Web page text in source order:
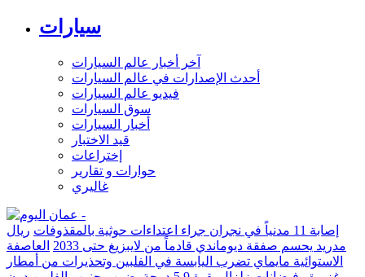
سيارات
آخر أخبار عالم السيارات
أحدث الإصدارات في عالم السيارات
فيديو عالم السيارات
سوق السيارات
أخبار السيارات
قيد الاختبار
إختراعات
حوارات و تقارير
غاليري
إصابة 11 مدنياً في نجران جراء اعتداءات حوثية بالمقذوفات
ريال
مدريد يحسم صفقة ديوماندي قادماً من لايبزيغ حتى 2033
العاصفة
الاستوائية مايماي تضرب اليابسة في الفلبين وتحذيرات من أمطار